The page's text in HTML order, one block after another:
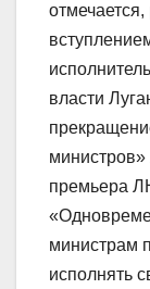
власти
премьера
министрам
исполнять